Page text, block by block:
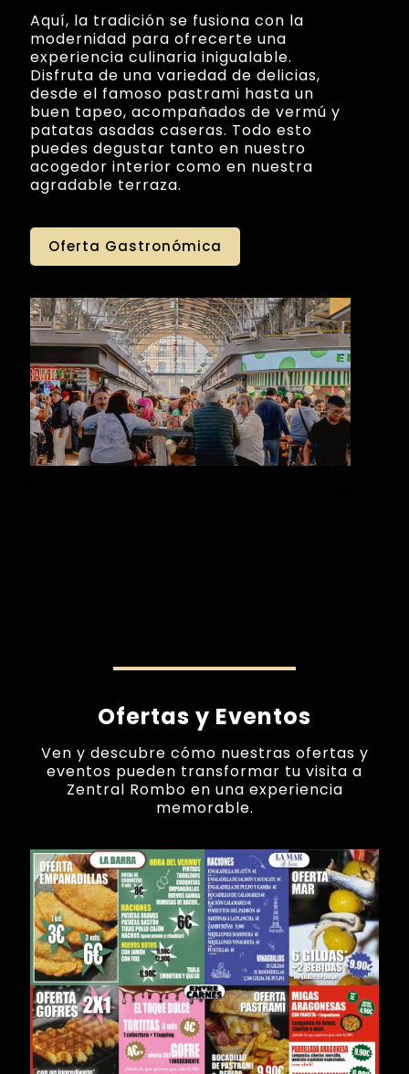
Aquí, la tradición se fusiona con la
modernidad para ofrecerte una
experiencia culinaria inigualable.
Disfruta de una variedad de delicias,
desde el famoso pastrami hasta un
buen tapeo, acompañados de vermú y
patatas asadas caseras. Todo esto
puedes degustar tanto en nuestro
acogedor interior como en nuestra
agradable terraza.
Oferta Gastronómica
Ofertas y Eventos
Ven y descubre cómo nuestras ofertas y
eventos pueden transformar tu visita a
Zentral Rombo en una experiencia
memorable.